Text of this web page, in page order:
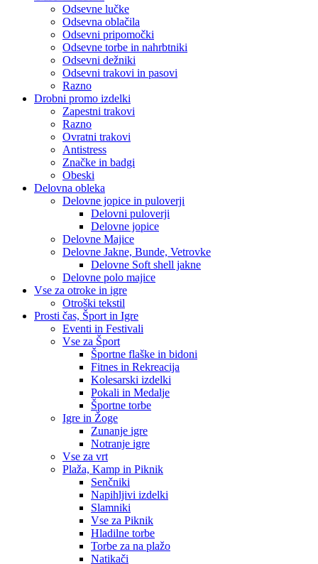
Odsevne lučke
Odsevna oblačila
Odsevni pripomočki
Odsevne torbe in nahrbtniki
Odsevni dežniki
Odsevni trakovi in pasovi
Razno
Drobni promo izdelki
Zapestni trakovi
Razno
Ovratni trakovi
Antistress
Značke in badgi
Obeski
Delovna obleka
Delovne jopice in puloverji
Delovni puloverji
Delovne jopice
Delovne Majice
Delovne Jakne, Bunde, Vetrovke
Delovne Soft shell jakne
Delovne polo majice
Vse za otroke in igre
Otroški tekstil
Prosti čas, Šport in Igre
Eventi in Festivali
Vse za Šport
Športne flaške in bidoni
Fitnes in Rekreacija
Kolesarski izdelki
Pokali in Medalje
Športne torbe
Igre in Žoge
Zunanje igre
Notranje igre
Vse za vrt
Plaža, Kamp in Piknik
Senčniki
Napihljivi izdelki
Slamniki
Vse za Piknik
Hladilne torbe
Torbe za na plažo
Natikači